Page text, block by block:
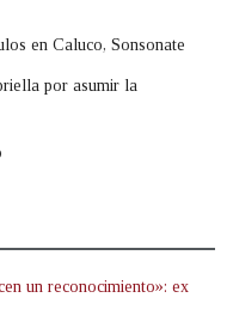
en Caluco, Sonsonate
por asumir la
un reconocimiento»: ex